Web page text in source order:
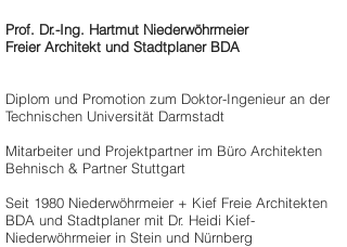
Prof. Dr.-Ing. Hartmut Niederwöhrmeier
Freier Architekt und Stadtplaner BDA
Diplom und Promotion zum Doktor-Ingenieur an der
Technischen Universität Darmstadt
Mitarbeiter und Projektpartner im Büro Architekten
Behnisch & Partner Stuttgart
Seit 1980 Niederwöhrmeier + Kief Freie Architekten
BDA und Stadtplaner mit Dr. Heidi Kief-
Niederwöhrmeier in Stein und Nürnberg